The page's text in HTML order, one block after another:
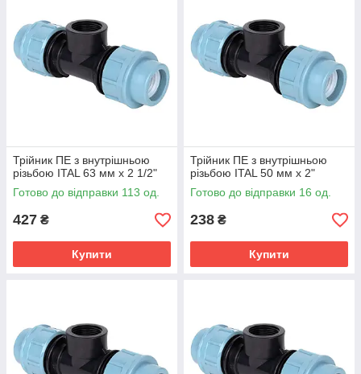
Трійник ПЕ з внутрішньою
різьбою ITAL 63 мм х 2 1/2"
Готово до відправки 113 од.
427 ₴
Купити
Трійник ПЕ з внутрішньою
різьбою ITAL 50 мм х 2"
Готово до відправки 16 од.
238 ₴
Купити